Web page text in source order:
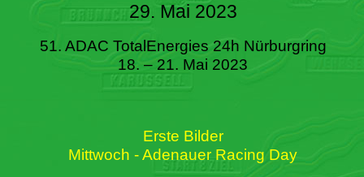
29. Mai 2023
51. ADAC TotalEnergies 24h Nürburgring
18. – 21. Mai 2023
Erste Bilder
Mittwoch - Adenauer Racing Day